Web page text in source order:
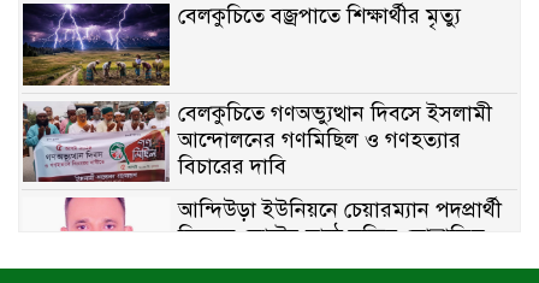
বেলকুচিতে বজ্রপাতে শিক্ষার্থীর মৃত্যু
বেলকুচিতে গণঅভ্যুত্থান দিবসে ইসলামী
আন্দোলনের গণমিছিল ও গণহত্যার
বিচারের দাবি
আন্দিউড়া ইউনিয়নে চেয়ারম্যান পদপ্রার্থী
হিসেবে ভোটের মাঠে সক্রিয় মোত্তাকিম
চৌধুরী